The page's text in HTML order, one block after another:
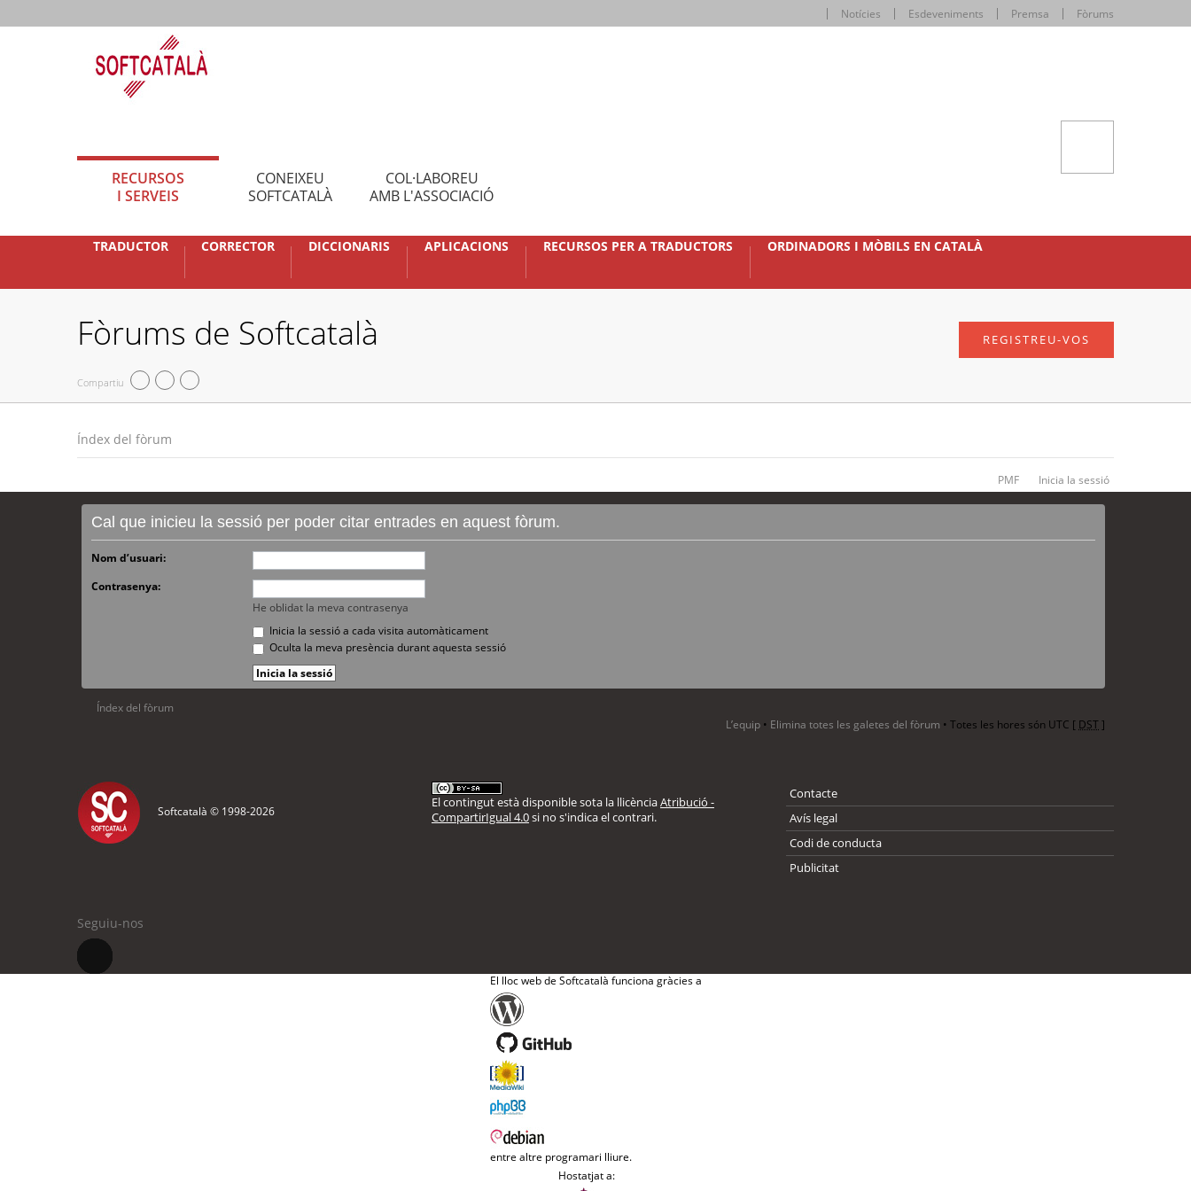
Notícies Esdeveniments Premsa Fòrums
RECURSOS
I SERVEIS
CONEIXEU
SOFTCATALÀ
COL·LABOREU
AMB L'ASSOCIACIÓ
TRADUCTOR CORRECTOR DICCIONARIS APLICACIONS RECURSOS PER A TRADUCTORS ORDINADORS I MÒBILS EN CATALÀ
Fòrums de Softcatalà
Compartiu
REGISTREU-VOS
Índex del fòrum
PMF Inicia la sessió
Cal que inicieu la sessió per poder citar entrades en aquest fòrum.
Nom d’usuari:
Contrasenya:
He oblidat la meva contrasenya
Inicia la sessió a cada visita automàticament
Oculta la meva presència durant aquesta sessió
Índex del fòrum
L’equip • Elimina totes les galetes del fòrum • Totes les hores són UTC [ DST]
Softcatalà © 1998-2026
El contingut està disponible sota la llicènciaAtribució -
CompartirIgual 4.0si no s'indica el contrari.
Contacte
Avís legal
Codi de conducta
Publicitat
Seguiu-nos
El lloc web de Softcatalà funciona gràcies a
entre altre programari lliure.
Hostatjat a: